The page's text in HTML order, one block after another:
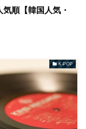
順【韓国人気・
K-POP